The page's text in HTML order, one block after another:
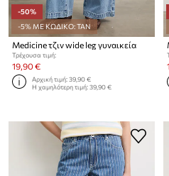
-50%
-5% ΜΕ ΚΩΔΙΚΟ: TAN
Medicine τζιν wide leg γυναικεία
Τρέχουσα τιμή:
19,90 €
Αρχική τιμή:39,90 €
Η χαμηλότερη τιμή:39,90 €